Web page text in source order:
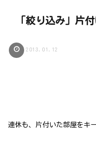
「絞り込み」片
2013.01.12
連休も、片付いた部屋をキ